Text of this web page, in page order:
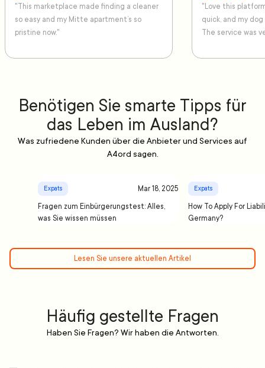
"This marketplace made finding a cleaner
so easy and my Mitte apartment’s so
pristine now."
"Love this
quick, and my
The service was
Benötigen Sie smarte Tipps für
das Leben im Ausland?
Was zufriedene Kunden über die Anbieter und Services auf
A4ord sagen.
Expats Mar 18, 2025
Fragen zum Einbürgerungstest: Alles,
was Sie wissen müssen
Expats
How To Apply For
Germany?
Lesen Sie unsere aktuellen Artikel
Häufig gestellte Fragen
Haben Sie Fragen? Wir haben die Antworten.